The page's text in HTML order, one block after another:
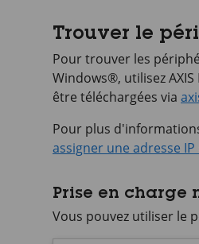
Trouver le
Pour trouver les
Windows®, utilisezAXIS
être téléchargées via
Pour plus
assigner une adresse
Prise en charge
Vous pouvez utiliser le